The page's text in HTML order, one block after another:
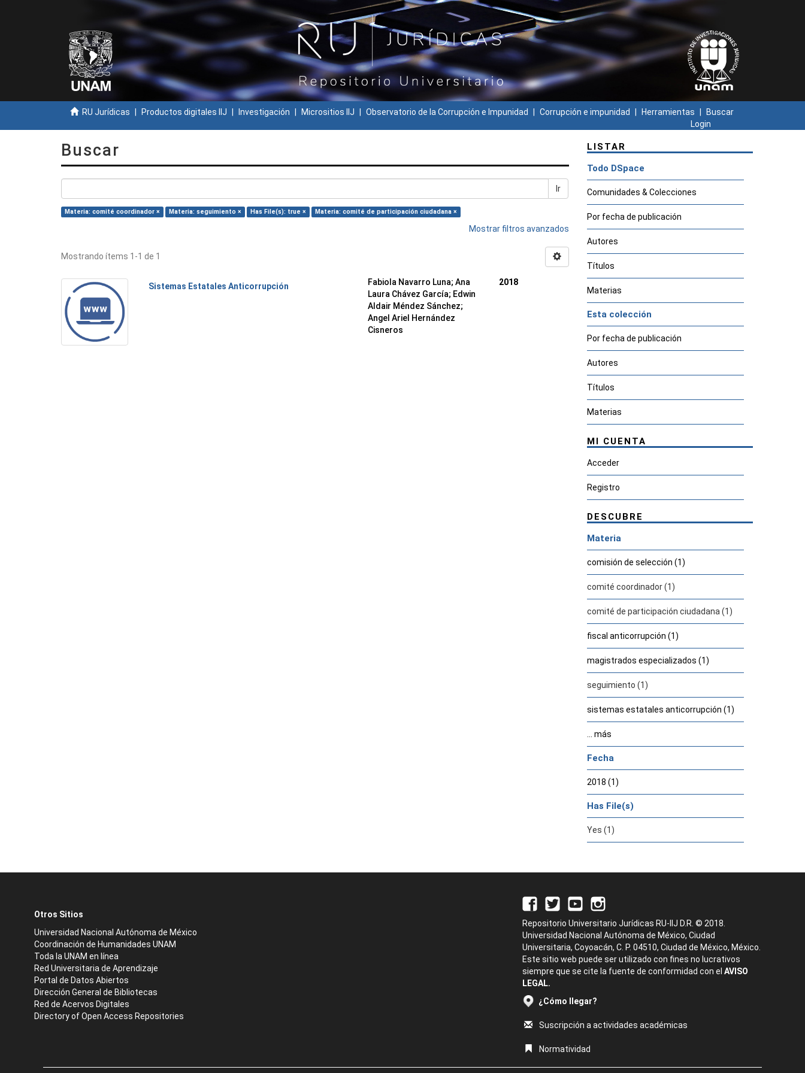
RU Jurídicas Productos digitales IIJ Investigación Micrositios IIJ Observatorio de la Corrupción e Impunidad Corrupción e impunidad Herramientas
Buscar
Login
Buscar
Ir
Materia: comité coordinador × Materia: seguimiento × Has File(s): true × Materia: comité de participación ciudadana ×
Mostrar filtros avanzados
Mostrando ítems 1-1 de 1
Sistemas Estatales Anticorrupción
Fabiola Navarro Luna; Ana
Laura Chávez García; Edwin
Aldair Méndez Sánchez;
Angel Ariel Hernández
Cisneros
2018
LISTAR
Todo DSpace
Comunidades & Colecciones
Por fecha de publicación
Autores
Títulos
Materias
Esta colección
Por fecha de publicación
Autores
Títulos
Materias
MI CUENTA
Acceder
Registro
DESCUBRE
Materia
comisión de selección (1)
comité coordinador (1)
comité de participación ciudadana (1)
fiscal anticorrupción (1)
magistrados especializados (1)
seguimiento (1)
sistemas estatales anticorrupción (1)
... más
Fecha
2018 (1)
Has File(s)
Yes (1)
Otros Sitios
Universidad Nacional Autónoma de México
Coordinación de Humanidades UNAM
Toda la UNAM en línea
Red Universitaria de Aprendizaje
Portal de Datos Abiertos
Dirección General de Bibliotecas
Red de Acervos Digitales
Directory of Open Access Repositories
Repositorio Universitario Jurídicas RU-IIJ D.R. © 2018.
Universidad Nacional Autónoma de México, Ciudad
Universitaria, Coyoacán, C. P. 04510, Ciudad de México, México.
Este sitio web puede ser utilizado con fines no lucrativos
siempre que se cite la fuente de conformidad con el AVISO
LEGAL.
¿Cómo llegar?
Suscripción a actividades académicas
Normatividad